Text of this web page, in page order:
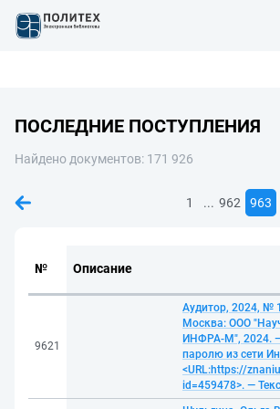
ПОСЛЕДНИЕ ПОСТУПЛЕНИЯ
Найдено документов: 171 926
1 ... 962 963
№ Описание
9621
Аудитор, 2024, №
Москва: ООО
ИНФРА-М", 2024.
паролю из сети
<URL:https://
id=459478>. —